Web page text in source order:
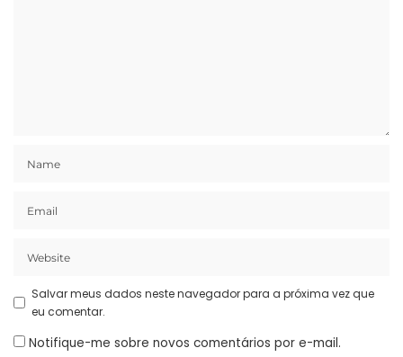
Salvar meus dados neste navegador para a próxima vez que
eu comentar.
Notifique-me sobre novos comentários por e-mail.